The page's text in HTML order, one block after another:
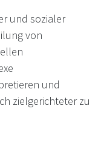
und sozialer
von
und
zielgerichteter zu